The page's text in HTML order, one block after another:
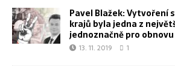
Pavel Blažek: Vytvoření
krajů byla jedna z
jednoznačně pro
13. 11. 2019 1